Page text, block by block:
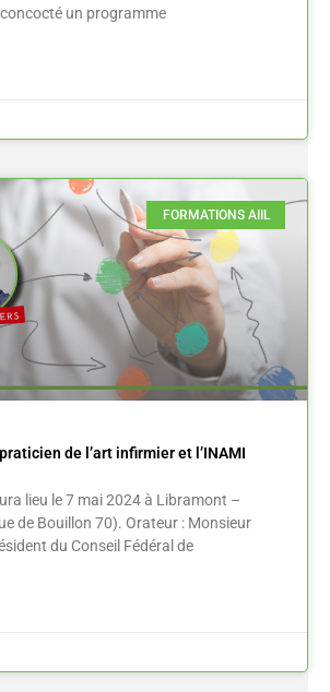
un programme
FORMATIONS AIIL
de l’art infirmier et l’INAMI
lieu le 7 mai 2024 à Libramont –
de Bouillon 70). Orateur : Monsieur
du Conseil Fédéral de